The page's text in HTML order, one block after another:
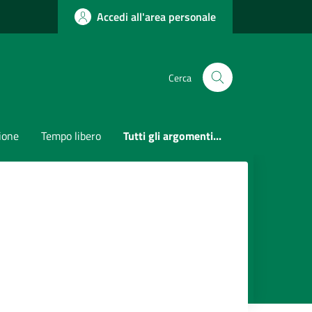
Accedi all'area personale
Cerca
Tempo libero Tutti gli argomenti...